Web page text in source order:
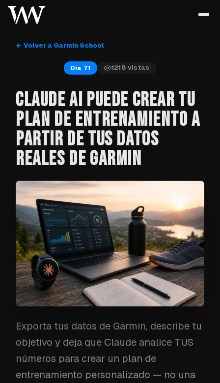
← Volver a Garmin School
Día 71 1218 vistas
CLAUDE AI PUEDE CREAR TU
PLAN DE ENTRENAMIENTO A
PARTIR DE TUS DATOS
REALES DE GARMIN
Exporta tus datos de Garmin, describe tu
objetivo y deja que Claude analice TUS
números para crear un plan de
entrenamiento personalizado — no una